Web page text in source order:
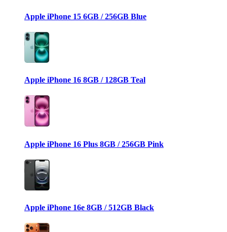
Apple iPhone 15 6GB / 256GB Blue
Apple iPhone 16 8GB / 128GB Teal
Apple iPhone 16 Plus 8GB / 256GB Pink
Apple iPhone 16e 8GB / 512GB Black